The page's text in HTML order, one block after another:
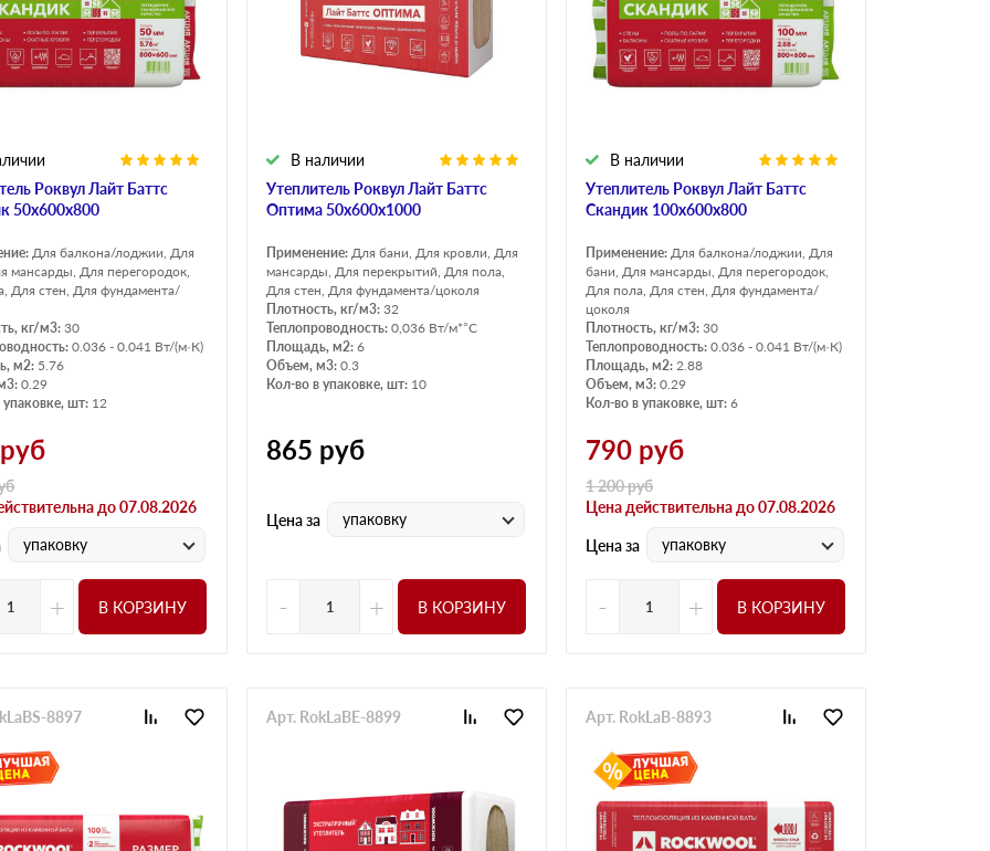
Н Оптима
Д Оптима
Техническая изоляция
Цилиндры навивные
Industrial Batts 80
CONLIT SL 150
Д Оптима
Д Экстра
Толщина
50 мм
120 мм
150 мм
Д Оптима
В Оптима
Применение
Для стен
Для фундамента
Для потолков
Роквул Лайт Баттс
50х600х800
Для балкона/лоджии, Для
мансарды, Для перегородок,
Для стен, Для фундамента/
кг/м3: 30
0.036 - 0.041 Вт/(м·К)
м2: 5.76
0.29
упаковке, шт: 12
руб
до 07.08.2026
упаковку
+ В КОРЗИНУ
Утеплитель Роквул Лайт Баттс
Оптима 50х600х1000
В наличии
Применение: Для бани, Для кровли, Для
мансарды, Для перекрытий, Для пола,
Для стен, Для фундамента/цоколя
Плотность, кг/м3: 32
Теплопроводность: 0,036 Вт/м*°С
Площадь, м2: 6
Объем, м3: 0.3
Кол-во в упаковке, шт: 10
865 руб
Цена за упаковку
- + В КОРЗИНУ
Утеплитель Роквул Лайт Баттс
Скандик 100х600х800
В наличии
Применение: Для балкона/лоджии, Для
бани, Для мансарды, Для перегородок,
Для пола, Для стен, Для фундамента/
цоколя
Плотность, кг/м3: 30
Теплопроводность: 0.036 - 0.041 Вт/(м·К)
Площадь, м2: 2.88
Объем, м3: 0.29
Кол-во в упаковке, шт: 6
790 руб
1 200руб
Цена действительна до 07.08.2026
Цена за упаковку
- + В КОРЗИНУ
8897 Арт. RokLaBE-8899 Арт. RokLaB-8893